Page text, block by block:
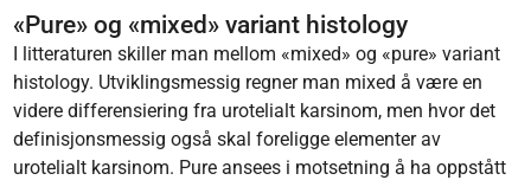
«Pure» og «mixed» variant histology
I litteraturen skiller man mellom «mixed» og «pure» variant
histology. Utviklingsmessig regner man mixed å være en
videre differensiering fra urotelialt karsinom, men hvor det
definisjonsmessig også skal foreligge elementer av
urotelialt karsinom. Pure ansees i motsetning å ha oppstått